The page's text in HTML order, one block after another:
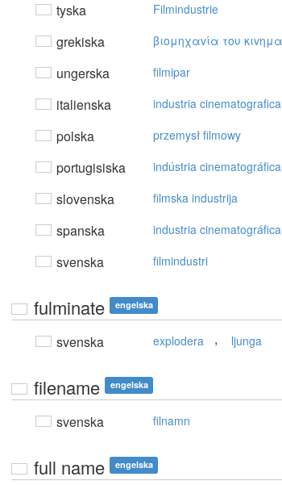
tyska Filmindustrie
grekiska βιoμηχαvία τoυ
ungerska filmipar
italienska industria cinematografica
polska przemysł filmowy
portugisiska indústria cinematográfica
slovenska filmska industrija
spanska industria cinematográfica
svenska filmindustri
fulminate engelska
svenska explodera , ljunga
filename engelska
svenska filnamn
full name engelska